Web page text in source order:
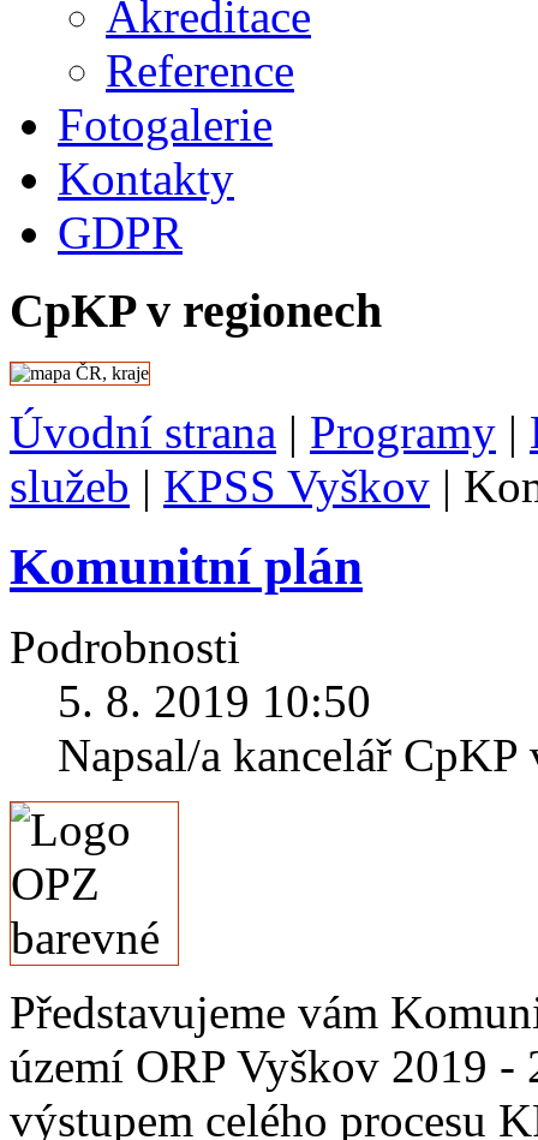
Akreditace
Reference
Fotogalerie
Kontakty
GDPR
CpKP v regionech
Úvodní strana | Programy |
služeb | KPSS Vyškov |
Komunitní plán
Podrobnosti
5. 8. 2019 10:50
Napsal/a kancelář
Představujeme vám
území ORP Vyškov 2019
výstupem celého procesu